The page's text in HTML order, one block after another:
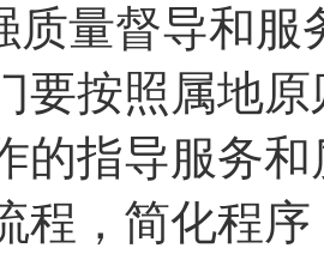
质量督导和
要按照属地
的指导服务
程，简化程